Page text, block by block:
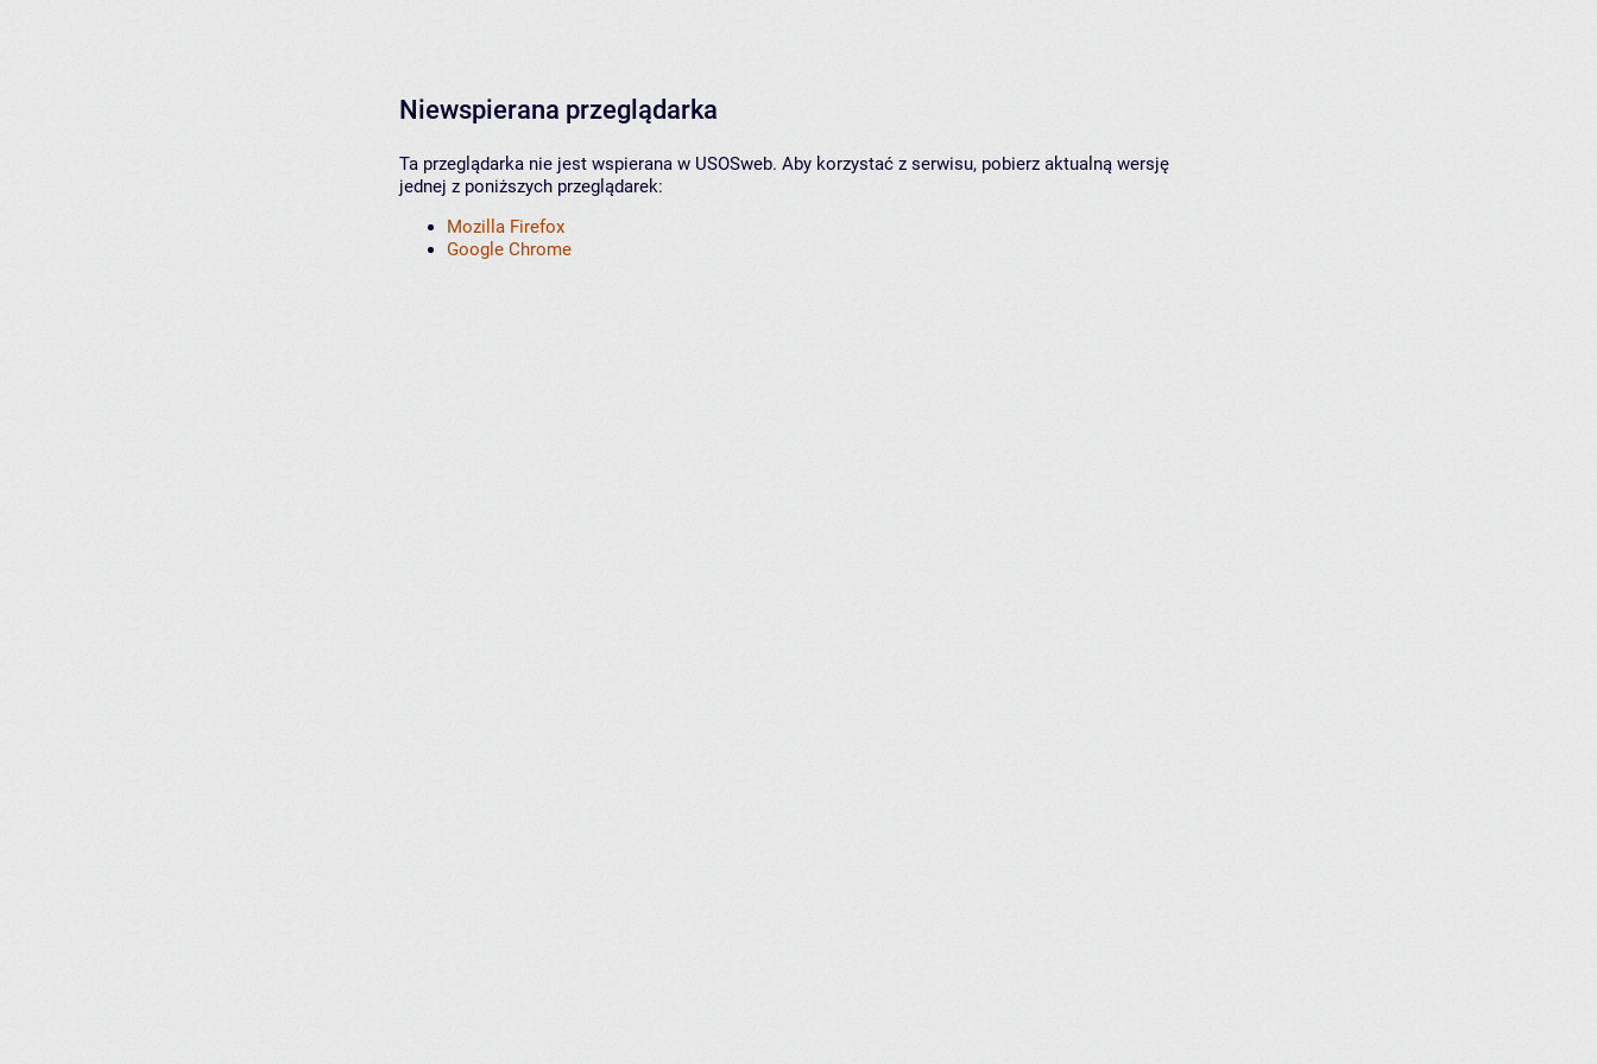
Niewspierana przeglądarka
Ta przeglądarka nie jest wspierana w USOSweb. Aby korzystać z serwisu, pobierz aktualną wersję
jednej z poniższych przeglądarek:
Mozilla Firefox
Google Chrome